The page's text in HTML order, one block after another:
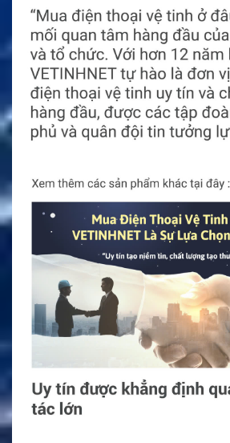
Cobham EXPLORER 710 cũng phù
đạo và các nhóm hoạt động quốc tế.
vực hẻo lánh, nhóm làm việc cần một
theo, cấp nguồn linh hoạt và chia
người dùng. WiFi tích hợp giúp việc
thuận tiện hơn trong lều điều hành,
phòng tạm.
Cobham
Cobham EXPLORER 710 hỗ trợ
đa 492/492 kbps trong điều kiện
hợp cho email, truy cập web nhẹ,
trường, ứng dụng quản lý, báo cáo
bản. Người dùng cần tối ưu dung
sử dụng hiệu quả hơn trên mạng vệ
Cobham EXPLORER 710 hỗ trợ
như 32, 64, 128, 176 và 256 kbps,
và HDR. Đây là điểm khác biệt quan